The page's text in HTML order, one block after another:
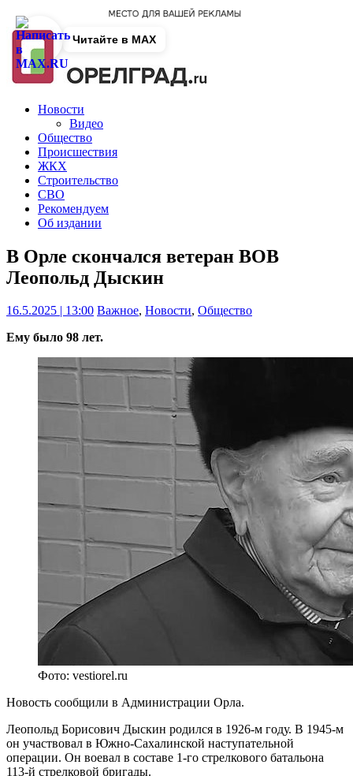
Новости
Видео
Общество
Происшествия
ЖКХ
Строительство
СВО
Рекомендуем
Об издании
В Орле скончался ветеран ВОВ
Леопольд Дыскин
16.5.2025 | 13:00 Важное, Новости, Общество
Ему было 98 лет.
Фото: vestiorel.ru
Новость сообщили в Администрации Орла.
Леопольд Борисович Дыскин родился в 1926-м году. В 1945-м
он участвовал в Южно-Сахалинской наступательной
операции. Он воевал в составе 1-го стрелкового батальона
113-й стрелковой бригады.
Читайте в MAX